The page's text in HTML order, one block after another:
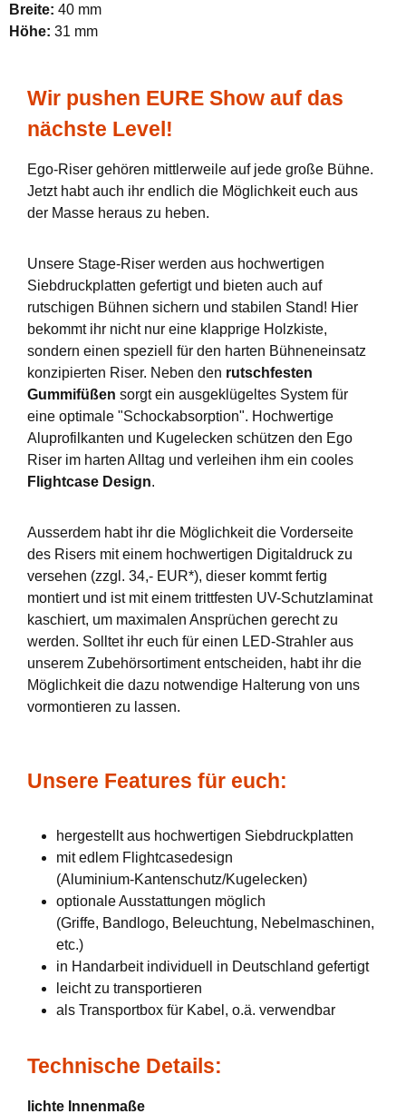
Breite: 40 mm
Höhe: 31 mm
Wir pushen EURE Show auf das
nächste Level!
Ego-Riser gehören mittlerweile auf jede große Bühne.
Jetzt habt auch ihr endlich die Möglichkeit euch aus
der Masse heraus zu heben.
Unsere Stage-Riser werden aus hochwertigen
Siebdruckplatten gefertigt und bieten auch auf
rutschigen Bühnen sichern und stabilen Stand! Hier
bekommt ihr nicht nur eine klapprige Holzkiste,
sondern einen speziell für den harten Bühneneinsatz
konzipierten Riser. Neben den rutschfesten
Gummifüßen sorgt ein ausgeklügeltes System für
eine optimale "Schockabsorption". Hochwertige
Aluprofilkanten und Kugelecken schützen den Ego
Riser im harten Alltag und verleihen ihm ein cooles
Flightcase Design.
Ausserdem habt ihr die Möglichkeit die Vorderseite
des Risers mit einem hochwertigen Digitaldruck zu
versehen (zzgl. 34,- EUR*), dieser kommt fertig
montiert und ist mit einem trittfesten UV-Schutzlaminat
kaschiert, um maximalen Ansprüchen gerecht zu
werden. Solltet ihr euch für einen LED-Strahler aus
unserem Zubehörsortiment entscheiden, habt ihr die
Möglichkeit die dazu notwendige Halterung von uns
vormontieren zu lassen.
Unsere Features für euch:
hergestellt aus hochwertigen Siebdruckplatten
mit edlem Flightcasedesign
(Aluminium-Kantenschutz/Kugelecken)
optionale Ausstattungen möglich
(Griffe, Bandlogo, Beleuchtung, Nebelmaschinen,
etc.)
in Handarbeit individuell in Deutschland gefertigt
leicht zu transportieren
als Transportbox für Kabel, o.ä. verwendbar
Technische Details:
lichte Innenmaße